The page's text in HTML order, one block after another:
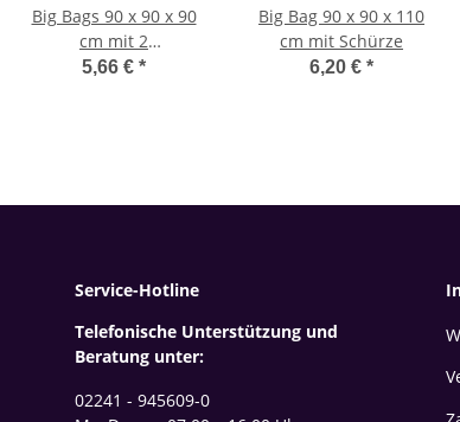
Big Bags 90 x 90 x 90
cm mit 2
Zusatzschlaufen
5,66 € *
Big Bag 90 x 90 x 110
cm mit Schürze
6,20 € *
Service-Hotline
Telefonische Unterstützung und
Beratung unter:
02241 - 945609-0